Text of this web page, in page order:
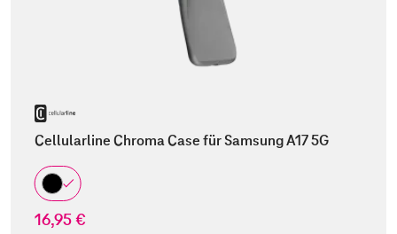
Cellularline Chroma Case für Samsung A17 5G
16,95 €